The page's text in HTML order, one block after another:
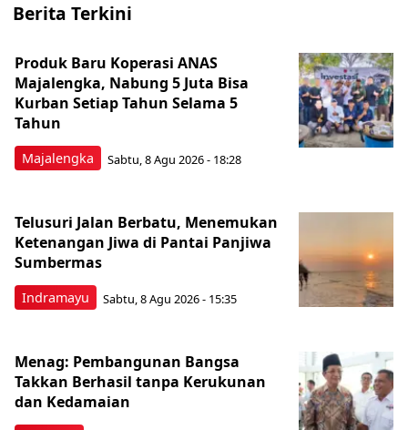
Berita Terkini
Majalengka
Produk Baru Koperasi ANAS
Majalengka, Nabung 5 Juta Bisa
Kurban Setiap Tahun Selama 5
Tahun
Sabtu, 8 Agu 2026 - 18:28
Indramayu
Telusuri Jalan Berbatu, Menemukan
Ketenangan Jiwa di Pantai Panjiwa
Sumbermas
Sabtu, 8 Agu 2026 - 15:35
Menag: Pembangunan Bangsa
Takkan Berhasil tanpa Kerukunan
dan Kedamaian